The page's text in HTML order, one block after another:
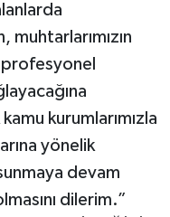
kurumlarımızla
yönelik
devam
dilerim.”